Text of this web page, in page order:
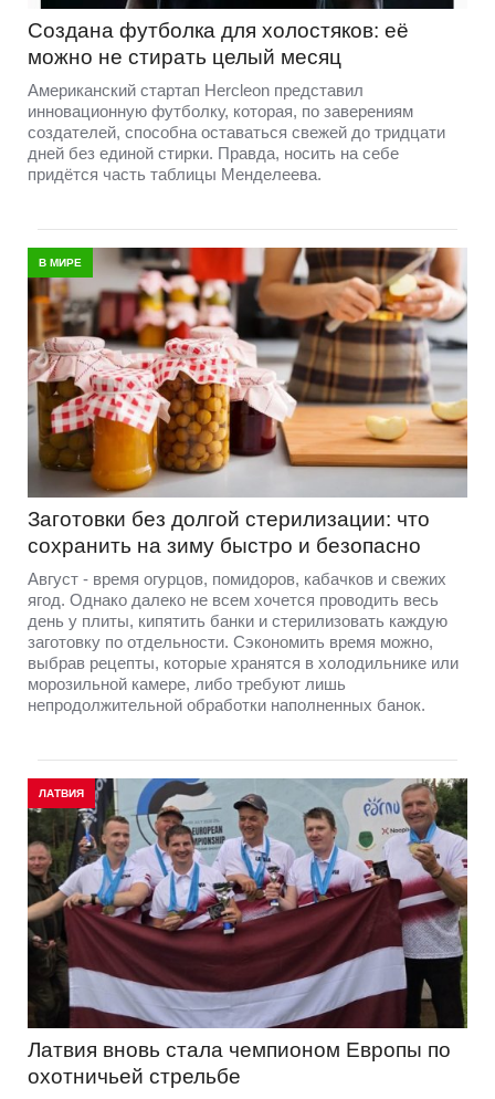
Создана футболка для холостяков: её
можно не стирать целый месяц
Американский стартап Hercleon представил
инновационную футболку, которая, по заверениям
создателей, способна оставаться свежей до тридцати
дней без единой стирки. Правда, носить на себе
придётся часть таблицы Менделеева.
В МИРЕ
Заготовки без долгой стерилизации: что
сохранить на зиму быстро и безопасно
Август - время огурцов, помидоров, кабачков и свежих
ягод. Однако далеко не всем хочется проводить весь
день у плиты, кипятить банки и стерилизовать каждую
заготовку по отдельности. Сэкономить время можно,
выбрав рецепты, которые хранятся в холодильнике или
морозильной камере, либо требуют лишь
непродолжительной обработки наполненных банок.
ЛАТВИЯ
Латвия вновь стала чемпионом Европы по
охотничьей стрельбе